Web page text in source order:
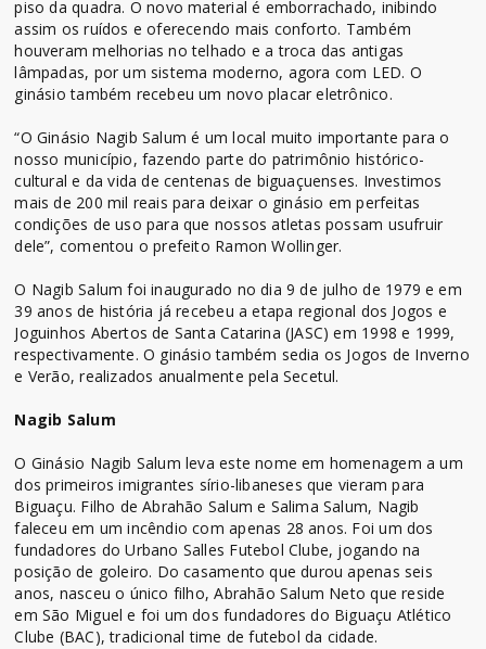
piso da quadra. O novo material é emborrachado, inibindo
assim os ruídos e oferecendo mais conforto. Também
houveram melhorias no telhado e a troca das antigas
lâmpadas, por um sistema moderno, agora com LED. O
ginásio também recebeu um novo placar eletrônico.
“O Ginásio Nagib Salum é um local muito importante para o
nosso município, fazendo parte do patrimônio histórico-
cultural e da vida de centenas de biguaçuenses. Investimos
mais de 200 mil reais para deixar o ginásio em perfeitas
condições de uso para que nossos atletas possam usufruir
dele”, comentou o prefeito Ramon Wollinger.
O Nagib Salum foi inaugurado no dia 9 de julho de 1979 e em
39 anos de história já recebeu a etapa regional dos Jogos e
Joguinhos Abertos de Santa Catarina (JASC) em 1998 e 1999,
respectivamente. O ginásio também sedia os Jogos de Inverno
e Verão, realizados anualmente pela Secetul.
Nagib Salum
O Ginásio Nagib Salum leva este nome em homenagem a um
dos primeiros imigrantes sírio-libaneses que vieram para
Biguaçu. Filho de Abrahão Salum e Salima Salum, Nagib
faleceu em um incêndio com apenas 28 anos. Foi um dos
fundadores do Urbano Salles Futebol Clube, jogando na
posição de goleiro. Do casamento que durou apenas seis
anos, nasceu o único filho, Abrahão Salum Neto que reside
em São Miguel e foi um dos fundadores do Biguaçu Atlético
Clube (BAC), tradicional time de futebol da cidade.